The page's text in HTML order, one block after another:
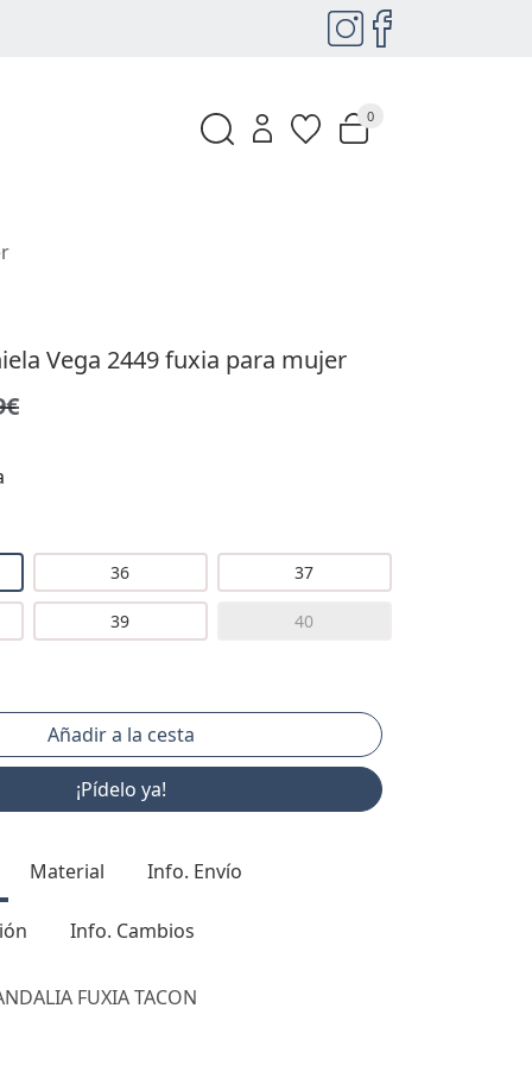
0
Vega 2449 fuxia para mujer
36 37
39 40
¡Pídelo ya!
Material Info. Envío
Info. Cambios
FUXIA TACON